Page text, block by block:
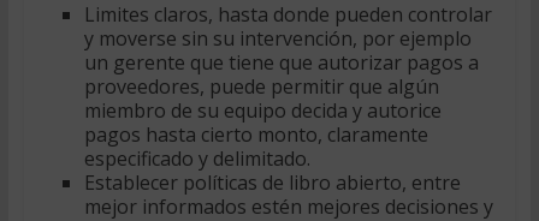
Limites claros, hasta donde pueden controlar
y moverse sin su intervención, por ejemplo
un gerente que tiene que autorizar pagos a
proveedores, puede permitir que algún
miembro de su equipo decida y autorice
pagos hasta cierto monto, claramente
especificado y delimitado.
Establecer políticas de libro abierto, entre
mejor informados estén mejores decisiones y